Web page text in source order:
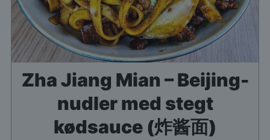
Zha Jiang Mian – Beijing-
nudler med stegt
kødsauce (炸酱面)